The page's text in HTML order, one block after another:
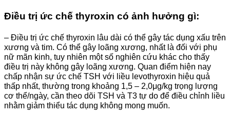
Điều trị ức chế thyroxin có ảnh hưởng gì:
– Điều trị ức chế thyroxin lâu dài có thể gây tác dụng xấu trên
xương và tim. Có thể gây loãng xương, nhất là đối với phụ
nữ mãn kinh, tuy nhiên một số nghiên cứu khác cho thấy
điều trị này không gây loãng xương. Quan điểm hiện nay
chấp nhận sự ức chế TSH với liều levothyroxin hiệu quả
thấp nhất, thường trong khoảng 1,5 – 2,0μg/kg trọng lượng
cơ thể/ngày, cần theo dõi TSH và T3 tự do để điều chỉnh liều
nhằm giảm thiểu tác dụng không mong muốn.